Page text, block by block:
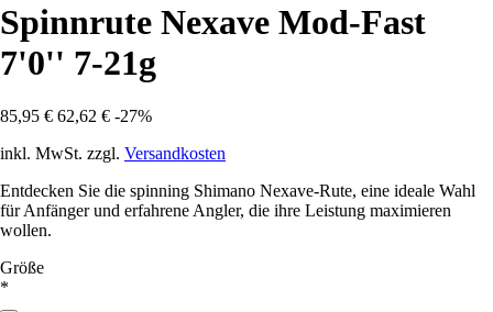
Spinnrute Nexave Mod-Fast
7'0'' 7-21g
85,95 € 62,62 € -27%
inkl. MwSt. zzgl. Versandkosten
Entdecken Sie die spinning Shimano Nexave-Rute, eine ideale Wahl
für Anfänger und erfahrene Angler, die ihre Leistung maximieren
wollen.
Größe
*